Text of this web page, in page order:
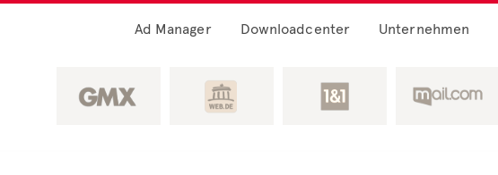
Ad Manager Downloadcenter Unternehmen